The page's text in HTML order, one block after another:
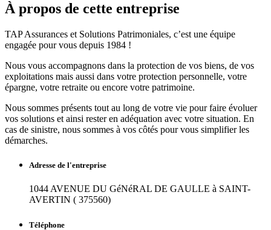
À propos de cette entreprise
TAP Assurances et Solutions Patrimoniales, c’est une équipe
engagée pour vous depuis 1984 !
Nous vous accompagnons dans la protection de vos biens, de vos
exploitations mais aussi dans votre protection personnelle, votre
épargne, votre retraite ou encore votre patrimoine.
Nous sommes présents tout au long de votre vie pour faire évoluer
vos solutions et ainsi rester en adéquation avec votre situation. En
cas de sinistre, nous sommes à vos côtés pour vous simplifier les
démarches.
Adresse de l'entreprise
1044 AVENUE DU GéNéRAL DE GAULLE à SAINT-
AVERTIN ( 375560)
Téléphone